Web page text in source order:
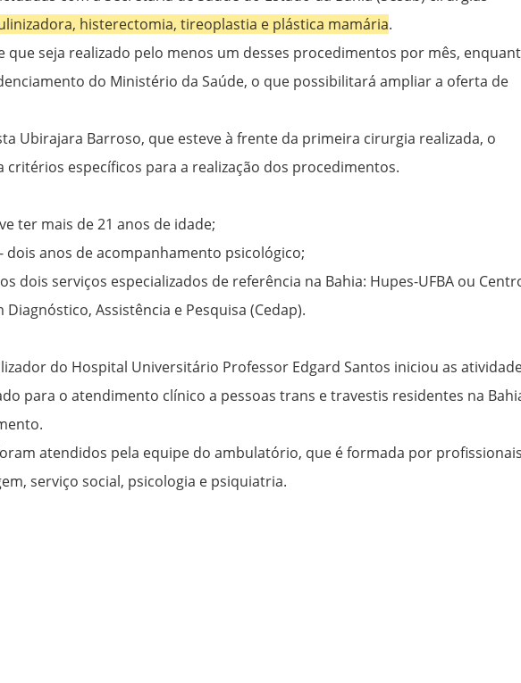
histerectomia, tireoplastia e plástica mamária.
que seja realizado pelo menos um desses procedimentos por mês,
do Ministério da Saúde, o que possibilitará ampliar a oferta de
Ubirajara Barroso, que esteve à frente da primeira cirurgia realizada, o
critérios específicos para a realização dos procedimentos.
ter mais de 21 anos de idade;
anos de acompanhamento psicológico;
dois serviços especializados de referência na Bahia: Hupes-UFBA ou
Diagnóstico, Assistência e Pesquisa (Cedap).
do Hospital Universitário Professor Edgard Santos iniciou as
para o atendimento clínico a pessoas trans e travestis residentes na
atendidos pela equipe do ambulatório, que é formada por
serviço social, psicologia e psiquiatria.